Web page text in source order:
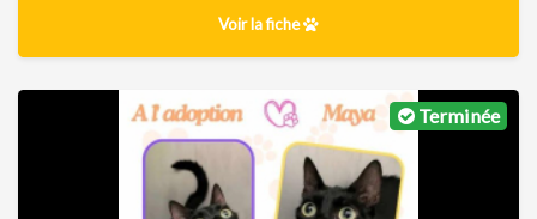
Voir la fiche
Terminée